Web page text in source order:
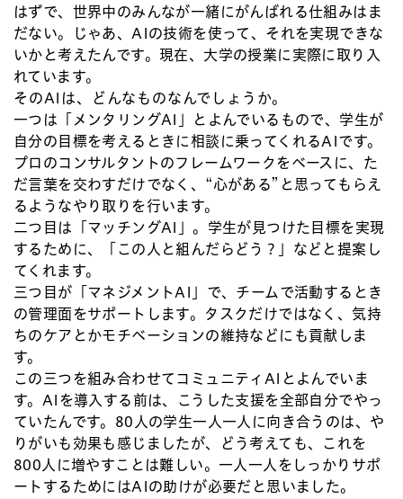
はずで、世界中のみんなが一緒にがんばれる仕組みはま
だない。じゃあ、AIの技術を使って、それを実現できな
いかと考えたんです。現在、大学の授業に実際に取り入
れています。
そのAIは、どんなものなんでしょうか。
一つは「メンタリングAI」とよんでいるもので、学生が
自分の目標を考えるときに相談に乗ってくれるAIです。
プロのコンサルタントのフレームワークをベースに、た
だ言葉を交わすだけでなく、“心がある”と思ってもらえ
るようなやり取りを行います。
二つ目は「マッチングAI」。学生が見つけた目標を実現
するために、「この人と組んだらどう？」などと提案し
てくれます。
三つ目が「マネジメントAI」で、チームで活動するとき
の管理面をサポートします。タスクだけではなく、気持
ちのケアとかモチベーションの維持などにも貢献しま
す。
この三つを組み合わせてコミュニティAIとよんでいま
す。AIを導入する前は、こうした支援を全部自分でやっ
ていたんです。80人の学生一人一人に向き合うのは、や
りがいも効果も感じましたが、どう考えても、これを
800人に増やすことは難しい。一人一人をしっかりサポ
ートするためにはAIの助けが必要だと思いました。